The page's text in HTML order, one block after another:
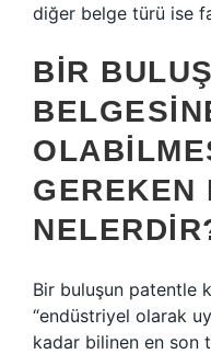
diğer belge türü ise
BIR
GEREKEN
Bir buluşun patentle
“endüstriyel olarak
kadar bilinen en son